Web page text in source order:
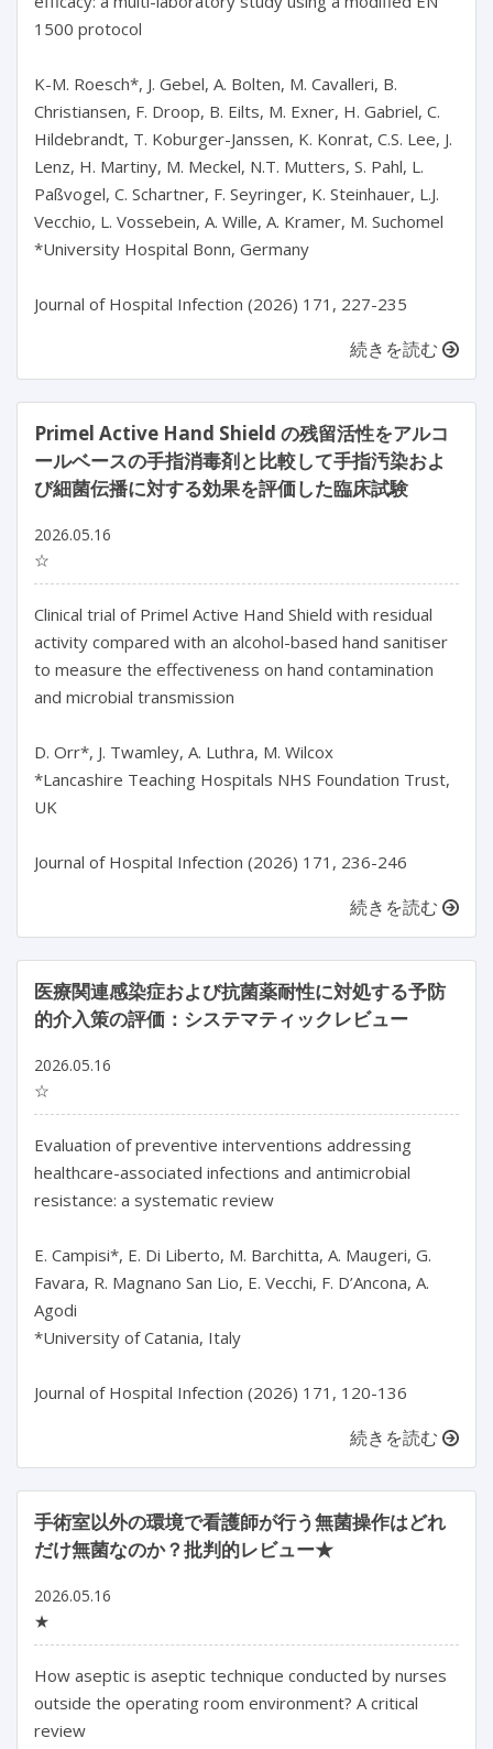
1500 protocol
K-M. Roesch*, J. Gebel, A. Bolten, M. Cavalleri, B.
Christiansen, F. Droop, B. Eilts, M. Exner, H. Gabriel, C.
Hildebrandt, T. Koburger-Janssen, K. Konrat, C.S. Lee, J.
Lenz, H. Martiny, M. Meckel, N.T. Mutters, S. Pahl, L.
Paßvogel, C. Schartner, F. Seyringer, K. Steinhauer, L.J.
Vecchio, L. Vossebein, A. Wille, A. Kramer, M. Suchomel
*University Hospital Bonn, Germany
続きを読む
Primel Active Hand Shield の残留活性をアルコ
ールベースの手指消毒剤と比較して手指汚染およ
び細菌伝播に対する効果を評価した臨床試験
2026.05.16
☆
Clinical trial of Primel Active Hand Shield with residual
activity compared with an alcohol-based hand sanitiser
to measure the effectiveness on hand contamination
and microbial transmission
D. Orr*, J. Twamley, A. Luthra, M. Wilcox
*Lancashire Teaching Hospitals NHS Foundation Trust,
UK
続きを読む
医療関連感染症および抗菌薬耐性に対処する予防
的介入策の評価：システマティックレビュー
2026.05.16
☆
Evaluation of preventive interventions addressing
healthcare-associated infections and antimicrobial
resistance: a systematic review
E. Campisi*, E. Di Liberto, M. Barchitta, A. Maugeri, G.
Favara, R. Magnano San Lio, E. Vecchi, F. D’Ancona, A.
Agodi
*University of Catania, Italy
続きを読む
手術室以外の環境で看護師が行う無菌操作はどれ
だけ無菌なのか？批判的レビュー★
2026.05.16
★
How aseptic is aseptic technique conducted by nurses
outside the operating room environment? A critical
review